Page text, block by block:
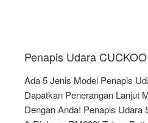
Penapis Udara
Ada 5 Jenis Model Penapis
Dapatkan Penerangan Lanjut
Dengan Anda! Penapis Udara